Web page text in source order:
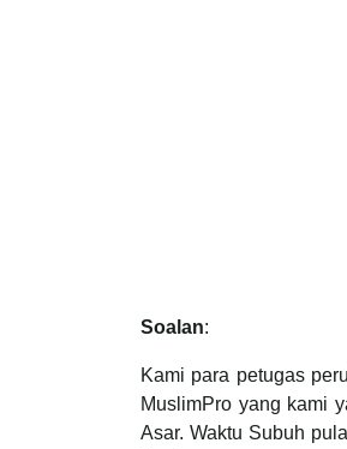
Soalan:
Kami para petugas
MuslimPro yang kami
Asar. Waktu Subuh